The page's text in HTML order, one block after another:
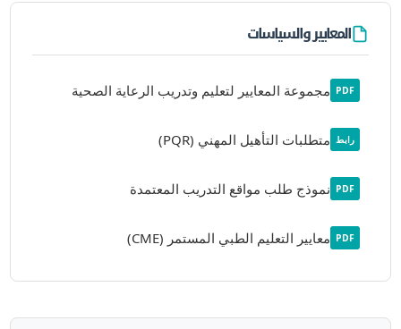
المعايير والسياسات
PDF مجموعة المعايير لتعليم وتدريب الرعاية الصحية
رابط متطلبات التأهيل المهني (PQR)
PDF نموذج طلب مواقع التدريب المعتمدة
PDF معايير التعليم الطبي المستمر (CME)